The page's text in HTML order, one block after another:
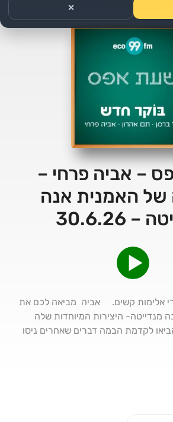
– אביה פרחי –
של האמנית אנה
30.6.26
אלימות קשים. אביה מביאה לכם את
מנדייטה- היצירות המיוחדות שלה
לקדמת הבמה דברים שאחרים ניסו
✕